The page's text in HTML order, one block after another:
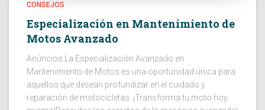
CONSEJOS
Especialización en Mantenimiento de
Motos Avanzado
Anúncios La Especialización Avanzado en
Mantenimiento de Motos es una oportunidad única para
aquellos que desean profundizar en el cuidado y
reparación de motocicletas. ¡Transforma tu moto hoy